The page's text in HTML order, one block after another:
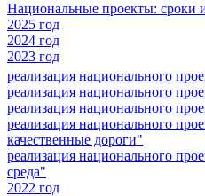
Национальные проекты: сроки
2025 год
2024 год
2023 год
реализация национального
реализация национального
реализация национального
реализация национального
качественные дороги"
реализация национального
среда"
2022 год